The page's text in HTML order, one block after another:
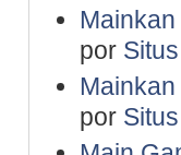
por
por